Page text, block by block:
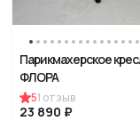
Парикмахерское
ФЛОРА
51 отзыв
23 890 ₽